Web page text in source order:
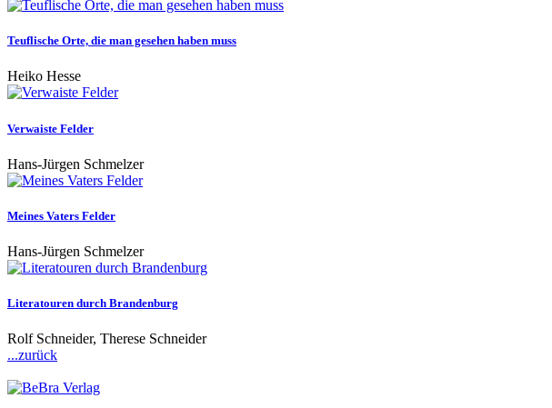
Teuflische Orte, die man gesehen haben muss
Heiko Hesse
Verwaiste Felder
Hans-Jürgen Schmelzer
Meines Vaters Felder
Hans-Jürgen Schmelzer
Literatouren durch Brandenburg
Rolf Schneider, Therese Schneider
...zurück